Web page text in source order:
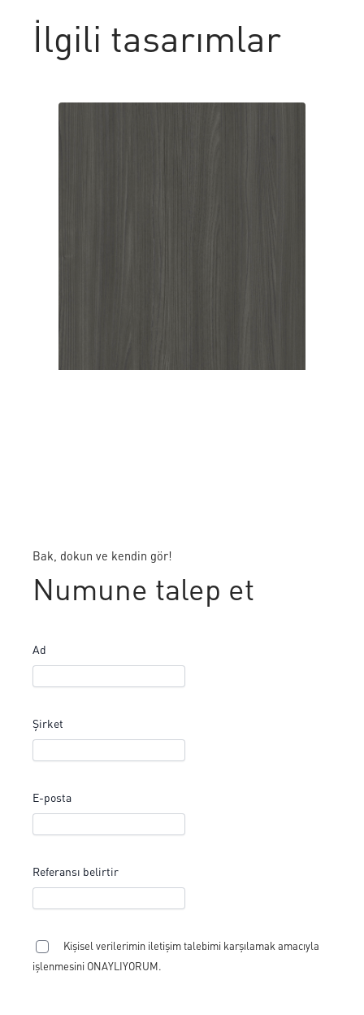
İlgili tasarımlar
Bak, dokun ve kendin gör!
Numune talep et
Ad
Şirket
E-posta
Referansı belirtir
Kişisel verilerimin iletişim talebimi karşılamak amacıyla
işlenmesini ONAYLIYORUM.